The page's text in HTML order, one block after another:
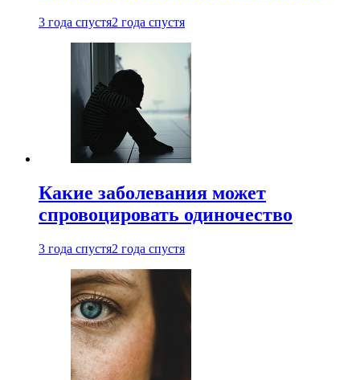
3 года спустя2 года спустя
Какие заболевания может
спровоцировать одиночество
3 года спустя2 года спустя